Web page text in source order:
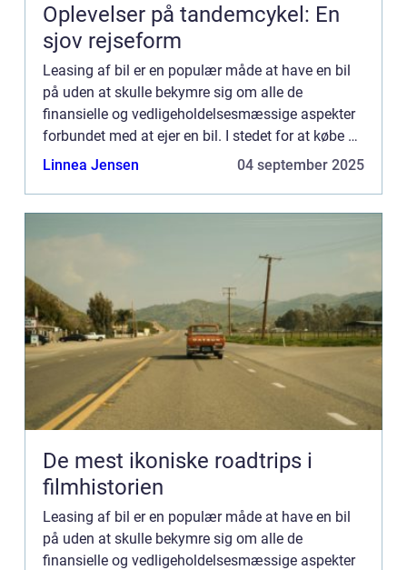
Oplevelser på tandemcykel: En
sjov rejseform
Leasing af bil er en populær måde at have en bil
på uden at skulle bekymre sig om alle de
finansielle og vedligeholdelsesmæssige aspekter
forbundet med at ejer en bil. I stedet for at købe en
bil, betaler man for at bruge den i en bestemt
Linnea Jensen 04 september 2025
De mest ikoniske roadtrips i
filmhistorien
Leasing af bil er en populær måde at have en bil
på uden at skulle bekymre sig om alle de
finansielle og vedligeholdelsesmæssige aspekter